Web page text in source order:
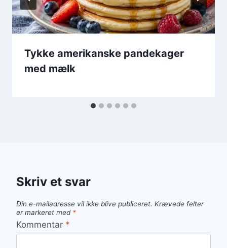
Tykke amerikanske pandekager
med mælk
Skriv et svar
Din e-mailadresse vil ikke blive publiceret. Krævede felter
er markeret med *
Kommentar *